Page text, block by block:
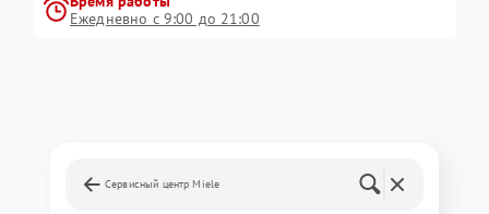
Ежедневно с 9:00 до 21:00
Сервисный центр Miele